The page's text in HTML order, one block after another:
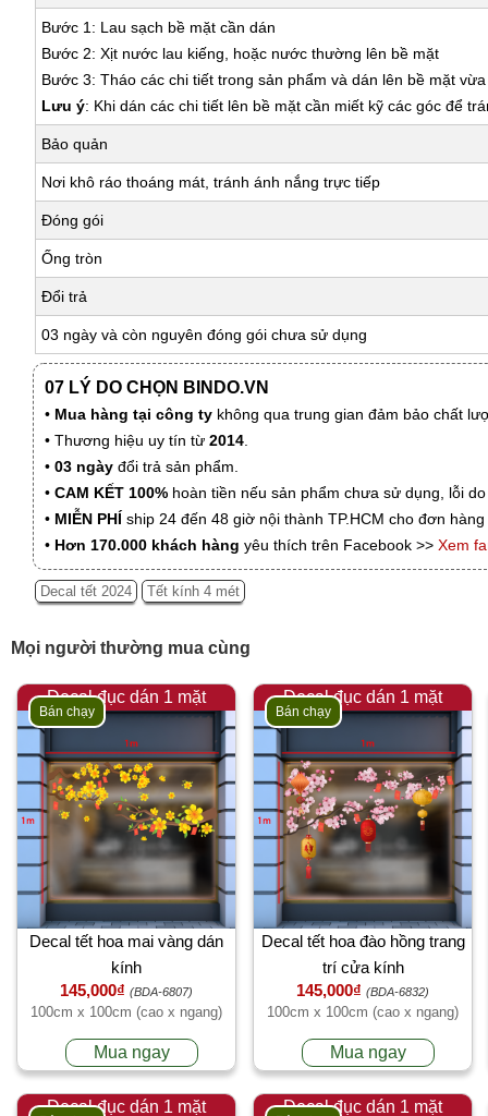
Bước 1: Lau sạch bề mặt cần dán
Bước 2: Xịt nước lau kiếng, hoặc nước thường lên bề mặt
Bước 3: Tháo các chi tiết trong sản phẩm và dán lên bề mặt
Lưu ý: Khi dán các chi tiết lên bề mặt cần miết kỹ các góc để
Bảo quản
Nơi khô ráo thoáng mát, tránh ánh nắng trực tiếp
Đóng gói
Ống tròn
Đổi trả
03 ngày và còn nguyên đóng gói chưa sử dụng
07 LÝ DO CHỌN BINDO.VN
• Mua hàng tại công ty không qua trung gian đảm bảo chất
• Thương hiệu uy tín từ 2014.
• 03 ngày đổi trả sản phẩm.
• CAM KẾT 100% hoàn tiền nếu sản phẩm chưa sử dụng, lỗi
• MIỄN PHÍ ship 24 đến 48 giờ nội thành TP.HCM cho đơn
• Hơn 170.000 khách hàng yêu thích trên Facebook >> Xem
Decal tết 2024 Tết kính 4 mét
Mọi người thường mua cùng
Decal đục dán 1 mặt
Bán chạy
Decal tết hoa mai vàng dán
kính
145,000₫ (BDA-6807)
100cm x 100cm (cao x ngang)
Mua ngay
Decal đục dán 1 mặt
Bán chạy
Decal tết hoa đào hồng trang
trí cửa kính
145,000₫ (BDA-6832)
100cm x 100cm (cao x ngang)
Mua ngay
Decal đục dán 1 mặt Decal đục dán 1 mặt